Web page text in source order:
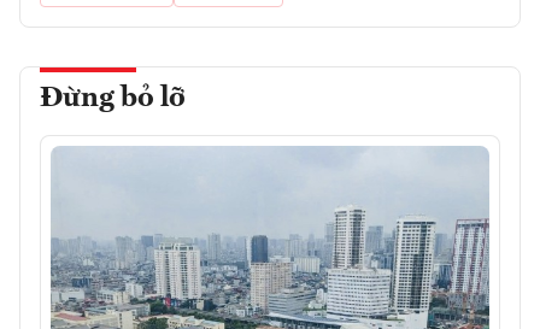
Đừng bỏ lỡ